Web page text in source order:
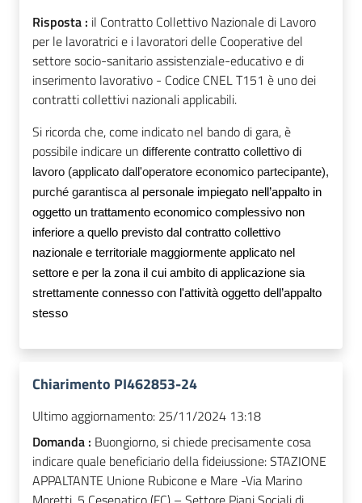
Risposta : il Contratto Collettivo Nazionale di Lavoro
per le lavoratrici e i lavoratori delle Cooperative del
settore socio-sanitario assistenziale-educativo e di
inserimento lavorativo - Codice CNEL T151 è uno dei
contratti collettivi nazionali applicabili.
Si ricorda che, come indicato nel bando di gara, è
possibile indicare un differente contratto collettivo di
lavoro (applicato dall'operatore economico partecipante),
purché garantisca al personale impiegato nell’appalto in
oggetto un trattamento economico complessivo non
inferiore a quello previsto dal contratto collettivo
nazionale e territoriale maggiormente applicato nel
settore e per la zona il cui ambito di applicazione sia
strettamente connesso con l'attività oggetto dell’appalto
stesso
Chiarimento PI462853-24
Ultimo aggiornamento: 25/11/2024 13:18
Domanda : Buongiorno, si chiede precisamente cosa
indicare quale beneficiario della fideiussione: STAZIONE
APPALTANTE Unione Rubicone e Mare -Via Marino